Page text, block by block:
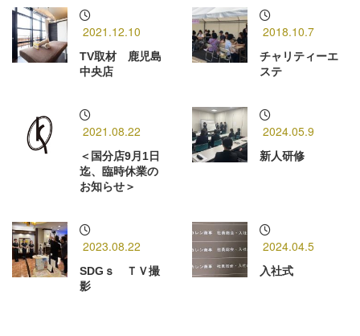
2021.12.10
TV取材 鹿児島
中央店
2018.10.7
チャリティーエ
ステ
2021.08.22
＜国分店9月1日
迄、臨時休業の
お知らせ＞
2024.05.9
新人研修
2023.08.22
SDGｓ ＴＶ撮
影
2024.04.5
入社式